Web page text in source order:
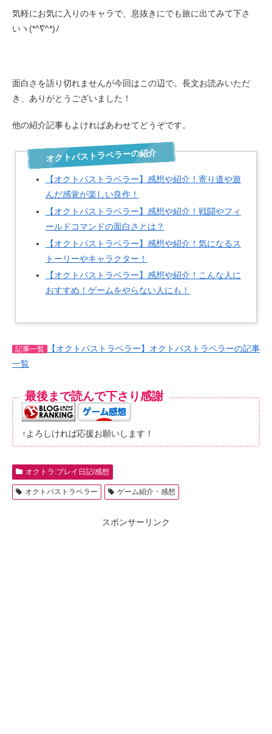
気軽にお気に入りのキャラで、息抜きにでも旅に出てみて下さ
いヽ(*^∇^*)ﾉ
面白さを語り切れませんが今回はこの辺で。長文お読みいただ
き、ありがとうございました！
他の紹介記事もよければあわせてどうぞです。
オクトパストラベラーの紹介
【オクトパストラベラー】感想や紹介！寄り道や遊
んだ感覚が楽しい良作！
【オクトパストラベラー】感想や紹介！戦闘やフィ
ールドコマンドの面白さとは？
【オクトパストラベラー】感想や紹介！気になるス
トーリーやキャラクター！
【オクトパストラベラー】感想や紹介！こんな人に
おすすめ！ゲームをやらない人にも！
記事一覧
【オクトパストラベラー】オクトパストラベラーの記事
一覧
最後まで読んで下さり感謝
↑よろしければ応援お願いします！
オクトラ:プレイ日記/感想
オクトパストラベラー ゲーム紹介・感想
スポンサーリンク